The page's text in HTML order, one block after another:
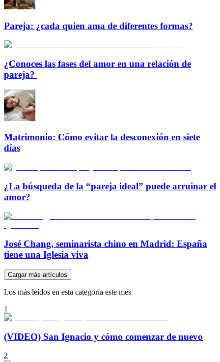
Pareja: ¿cada quien ama de diferentes formas?
¿Conoces las fases del amor en una relación de
pareja?
Matrimonio: Cómo evitar la desconexión en siete
días
¿La búsqueda de la “pareja ideal” puede arruinar el
amor?
José Chang, seminarista chino en Madrid: España
tiene una Iglesia viva
Cargar más artículos
Los más leídos en esta categoría este mes
1
(VIDEO) San Ignacio y cómo comenzar de nuevo
2